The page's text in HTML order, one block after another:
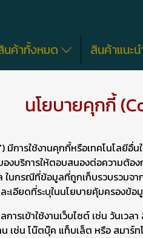
นค้าทั้งหมด สินค้าแนะ
นโยบายคุกกี้
มีการใช้งานคุกกี้หรือเทคโนโล
บริการให้ตอบสนองต่อความต้อง
ในกรณีที่ข้อมูลที่ถูกเก็บรวบรวม
ะเอียดที่ระบุในนโยบายคุ้มครองข้
รเข้าใช้งานเว็บไซต์ เช่น วันเว
เช่น โน๊ตบุ๊ค แท็บเล็ต หรือ สมาร์